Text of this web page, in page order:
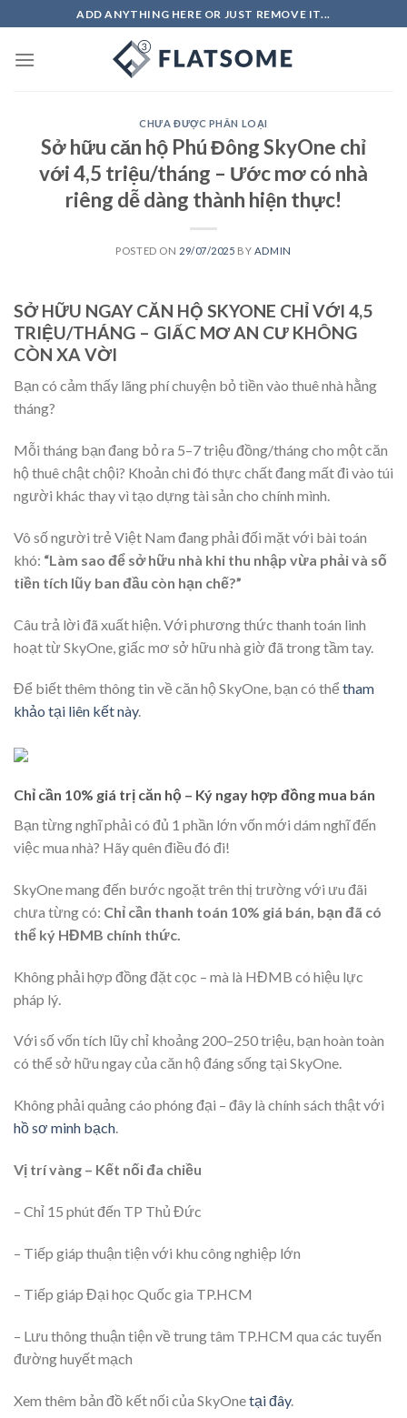
to
content
ADD ANYTHING HERE OR JUST REMOVE IT...
CHƯA ĐƯỢC PHÂN LOẠI
Sở hữu căn hộ Phú Đông SkyOne chỉ
với 4,5 triệu/tháng – Ước mơ có nhà
riêng dễ dàng thành hiện thực!
POSTED ON 29/07/2025 BY ADMIN
SỞ HỮU NGAY CĂN HỘ SKYONE CHỈ VỚI 4,5
TRIỆU/THÁNG – GIẤC MƠ AN CƯ KHÔNG
CÒN XA VỜI
Bạn có cảm thấy lãng phí chuyện bỏ tiền vào thuê nhà hằng
tháng?
Mỗi tháng bạn đang bỏ ra 5–7 triệu đồng/tháng cho một căn
hộ thuê chật chội? Khoản chi đó thực chất đang mất đi vào túi
người khác thay vì tạo dựng tài sản cho chính mình.
Vô số người trẻ Việt Nam đang phải đối mặt với bài toán
khó: “Làm sao để sở hữu nhà khi thu nhập vừa phải và số
tiền tích lũy ban đầu còn hạn chế?”
Câu trả lời đã xuất hiện. Với phương thức thanh toán linh
hoạt từ SkyOne, giấc mơ sở hữu nhà giờ đã trong tầm tay.
Để biết thêm thông tin về căn hộ SkyOne, bạn có thể tham
khảo tại liên kết này.
Chỉ cần 10% giá trị căn hộ – Ký ngay hợp đồng mua bán
Bạn từng nghĩ phải có đủ 1 phần lớn vốn mới dám nghĩ đến
việc mua nhà? Hãy quên điều đó đi!
SkyOne mang đến bước ngoặt trên thị trường với ưu đãi
chưa từng có: Chỉ cần thanh toán 10% giá bán, bạn đã có
thể ký HĐMB chính thức.
Không phải hợp đồng đặt cọc – mà là HĐMB có hiệu lực
pháp lý.
Với số vốn tích lũy chỉ khoảng 200–250 triệu, bạn hoàn toàn
có thể sở hữu ngay của căn hộ đáng sống tại SkyOne.
Không phải quảng cáo phóng đại – đây là chính sách thật với
hồ sơ minh bạch.
Vị trí vàng – Kết nối đa chiều
– Chỉ 15 phút đến TP Thủ Đức
– Tiếp giáp thuận tiện với khu công nghiệp lớn
– Tiếp giáp Đại học Quốc gia TP.HCM
– Lưu thông thuận tiện về trung tâm TP.HCM qua các tuyến
đường huyết mạch
Xem thêm bản đồ kết nối của SkyOnetại đây.